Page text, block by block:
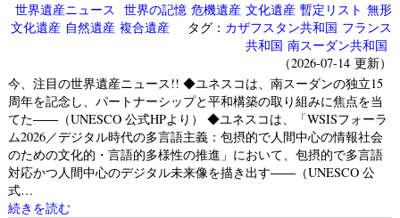
世界遺産ニュース 世界の記憶 危機遺産 文化遺産 暫定リスト 無形
文化遺産 自然遺産 複合遺産タグ： カザフスタン共和国 フランス
共和国 南スーダン共和国
（2026-07-14 更新）
今、注目の世界遺産ニュース!! ◆ユネスコは、南スーダンの独立15
周年を記念し、パートナーシップと平和構築の取り組みに焦点を当
てた――（UNESCO 公式HPより） ◆ユネスコは、「WSISフォーラ
ム2026／デジタル時代の多言語主義：包摂的で人間中心の情報社会
のための文化的・言語的多様性の推進」において、包摂的で多言語
対応かつ人間中心のデジタル未来像を描き出す――（UNESCO 公
式…
続きを読む